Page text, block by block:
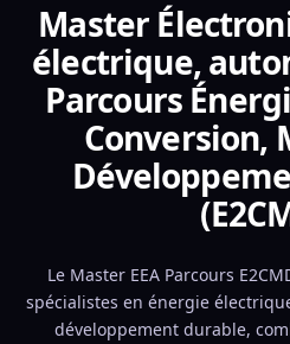
Master
électrique,
Parcours
Conversion,
Le Master EEA Parcours
spécialistes en énergie
développement durable,